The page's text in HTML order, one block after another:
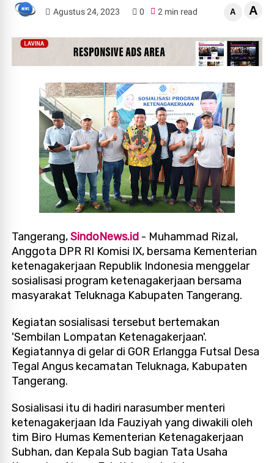
Agustus 24, 2023 0 2 min read A A
Tangerang,SindoNews.id - Muhammad Rizal,
Anggota DPR RI Komisi IX, bersama Kementerian
ketenagakerjaan Republik Indonesia menggelar
sosialisasi program ketenagakerjaan bersama
masyarakat Teluknaga Kabupaten Tangerang.
Kegiatan sosialisasi tersebut bertemakan
'Sembilan Lompatan Ketenagakerjaan'.
Kegiatannya di gelar di GOR Erlangga Futsal Desa
Tegal Angus kecamatan Teluknaga, Kabupaten
Tangerang.
Sosialisasi itu di hadiri narasumber menteri
ketenagakerjaan Ida Fauziyah yang diwakili oleh
tim Biro Humas Kementerian Ketenagakerjaan
Subhan, dan Kepala Sub bagian Tata Usaha